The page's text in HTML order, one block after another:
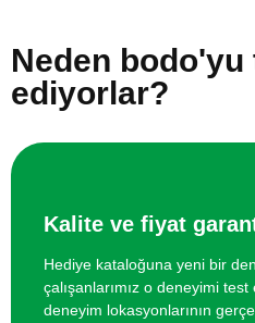
Online Suluboya Kursu
Online Temel Sanat Tarihi Eğitimi
Neden bodo'yu
ediyorlar?
Kalite ve fiyat
Hediye kataloğuna yeni bir
çalışanlarımız o deneyimi
deneyim lokasyonlarının